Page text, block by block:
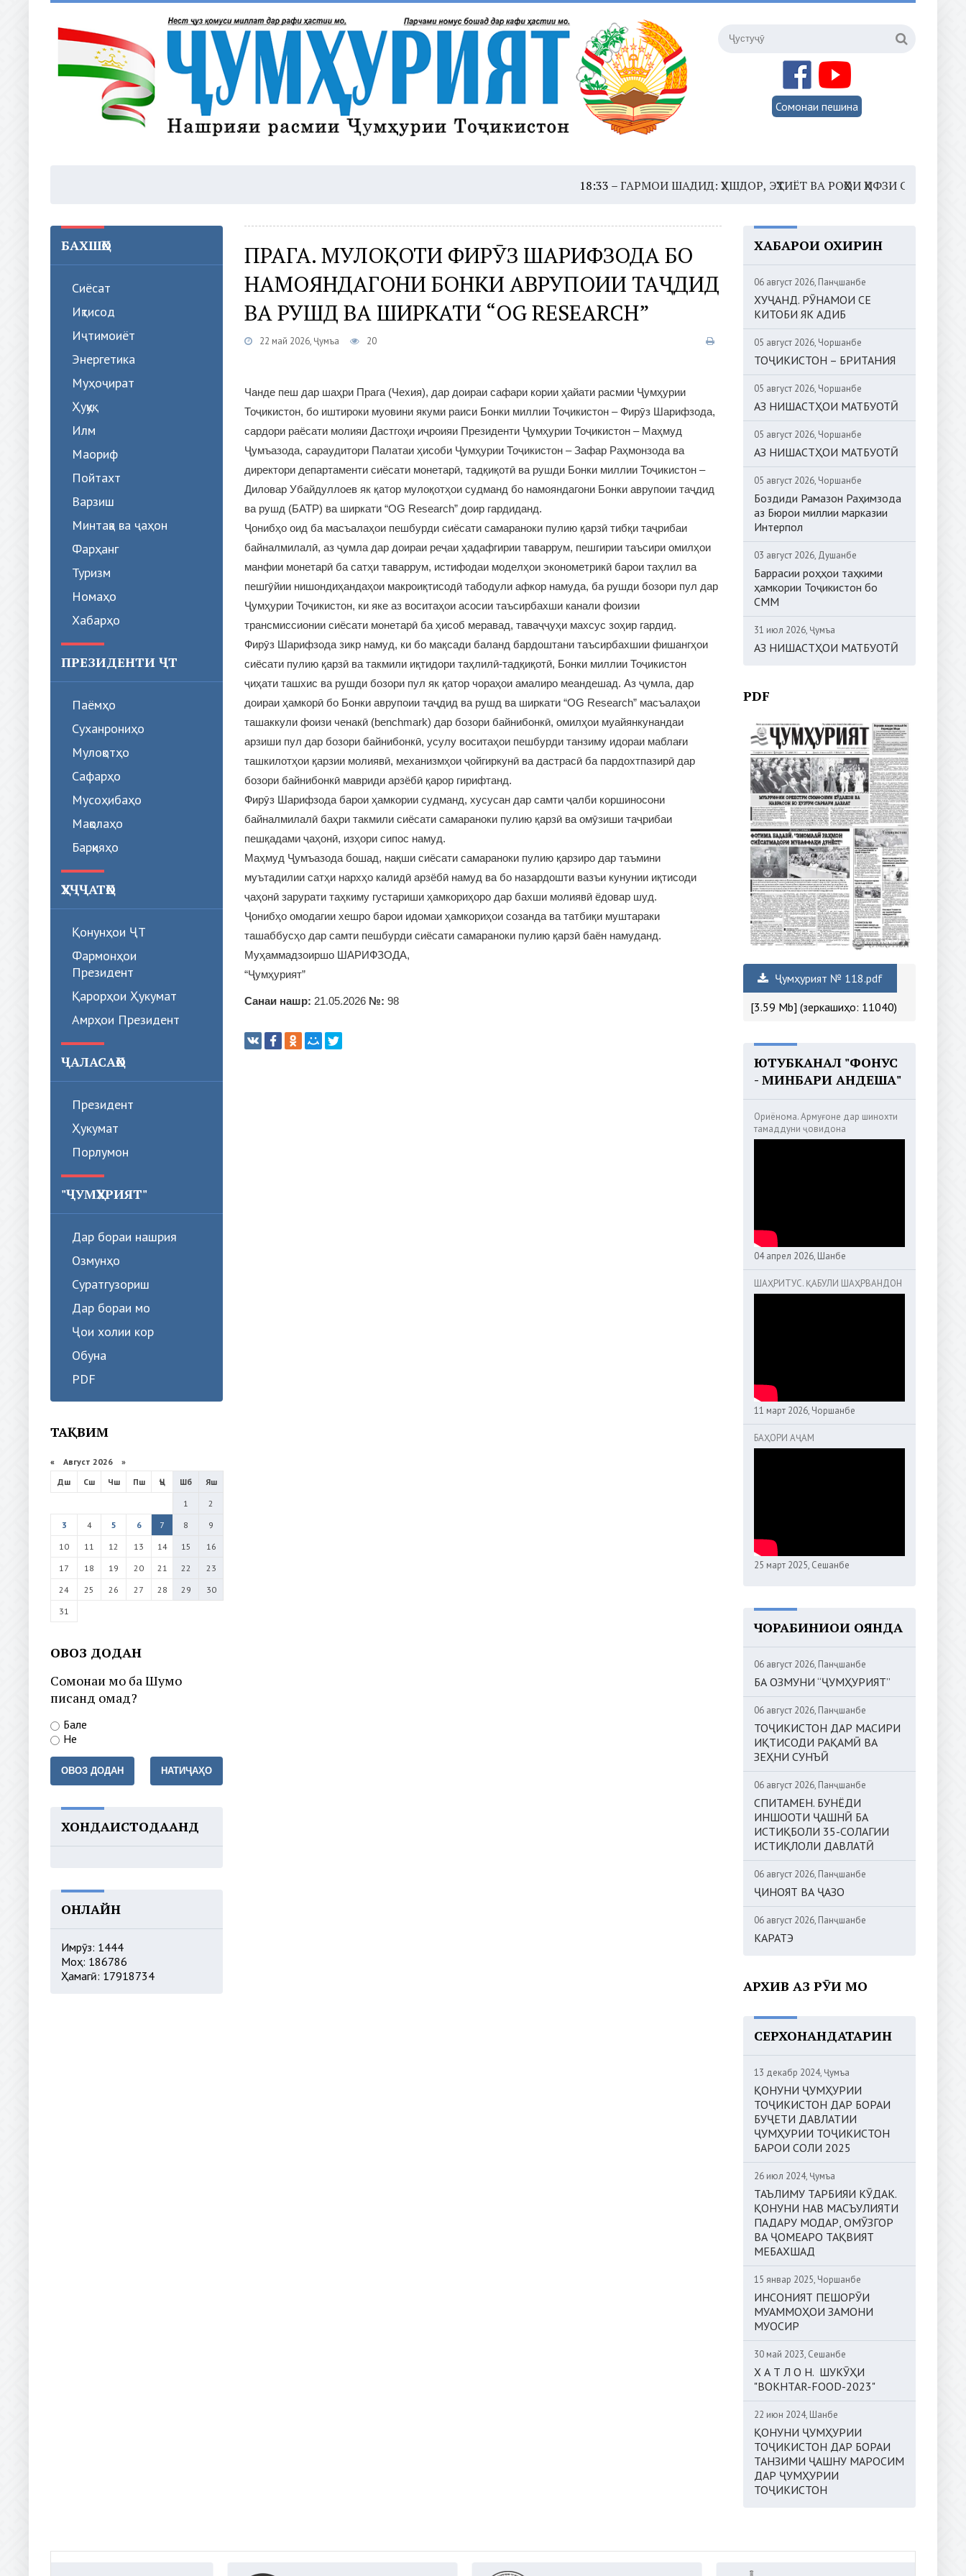
Сомонаи пешина
ГАРМОИ ШАДИД: ҲУШДОР, ЭҲТИЁТ ВА РОҲҲОИ ҲИФЗИ САЛОМАТӢ
БАХШҲО
Сиёсат
Иқтисод
Иҷтимоиёт
Энергетика
Муҳоҷират
Ҳуқуқ
Илм
Маориф
Пойтахт
Варзиш
Минтақа ва ҷаҳон
Фарҳанг
Туризм
Номаҳо
Хабарҳо
ПРЕЗИДЕНТИ ҶТ
Паёмҳо
Суханрониҳо
Мулоқотҳо
Сафарҳо
Мусоҳибаҳо
Мақолаҳо
Барқияҳо
ҲУҶҶАТҲО
Қонунҳои ҶТ
Фармонҳои
Президент
Қарорҳои Ҳукумат
Амрҳои Президент
ҶАЛАСАҲО
Президент
Ҳукумат
Порлумон
"ҶУМҲУРИЯТ"
Дар бораи нашрия
Озмунҳо
Суратгузориш
Дар бораи мо
Ҷои холии кор
Обуна
PDF
ТАҚВИМ
« Август 2026 »
Дш
Сш Чш Пш Ҷъ Шб
Яш
1
2
3
4 5 6 7 8
9
10
11 12 13 14 15
16
17
18 19 20 21 22
23
24
25 26 27 28 29
30
31
ОВОЗ ДОДАН
Сомонаи мо ба Шумо
писанд омад?
Бале
Не
ОВОЗ ДОДАН НАТИҶАҲО
ХОНДАИСТОДААНД
ОНЛАЙН
Имрӯз: 1444
Моҳ: 186786
Ҳамагӣ: 17918734
ПРАГА. МУЛОҚОТИ ФИРӮЗ ШАРИФЗОДА БО
НАМОЯНДАГОНИ БОНКИ АВРУПОИИ ТАҶДИД
ВА РУШД ВА ШИРКАТИ “OG RESEARCH”
22 май 2026, Ҷумъа 20
Чанде пеш дар шаҳри Прага (Чехия), дар доираи сафари кории ҳайати расмии Ҷумҳурии
Тоҷикистон, бо иштироки муовини якуми раиси Бонки миллии Тоҷикистон – Фирӯз Шарифзода,
сардори раёсати молияи Дастгоҳи иҷроияи Президенти Ҷумҳурии Тоҷикистон – Маҳмуд
Ҷумъазода, сараудитори Палатаи ҳисоби Ҷумҳурии Тоҷикистон – Зафар Раҳмонзода ва
директори департаменти сиёсати монетарӣ, тадқиқотӣ ва рушди Бонки миллии Тоҷикистон –
Диловар Убайдуллоев як қатор мулоқотҳои судманд бо намояндагони Бонки аврупоии таҷдид
ва рушд (БАТР) ва ширкати “OG Research” доир гардиданд.
Ҷонибҳо оид ба масъалаҳои пешбурди сиёсати самараноки пулию қарзӣ тибқи таҷрибаи
байналмилалӣ, аз ҷумла дар доираи реҷаи ҳадафгирии таваррум, пешгирии таъсири омилҳои
манфии монетарӣ ба сатҳи таваррум, истифодаи моделҳои эконометрикӣ барои таҳлил ва
пешгӯйии нишондиҳандаҳои макроиқтисодӣ табодули афкор намуда, ба рушди бозори пул дар
Ҷумҳурии Тоҷикистон, ки яке аз воситаҳои асосии таъсирбахши канали фоизии
трансмиссионии сиёсати монетарӣ ба ҳисоб меравад, таваҷҷуҳи махсус зоҳир гардид.
Фирӯз Шарифзода зикр намуд, ки бо мақсади баланд бардоштани таъсирбахшии фишангҳои
сиёсати пулию қарзӣ ва такмили иқтидори таҳлилӣ-тадқиқотӣ, Бонки миллии Тоҷикистон
ҷиҳати ташхис ва рушди бозори пул як қатор чораҳои амалиро меандешад. Аз ҷумла, дар
доираи ҳамкорӣ бо Бонки аврупоии таҷдид ва рушд ва ширкати “OG Research” масъалаҳои
ташаккули фоизи ченакӣ (benchmark) дар бозори байнибонкӣ, омилҳои муайянкунандаи
арзиши пул дар бозори байнибонкӣ, усулу воситаҳои пешбурди танзиму идораи маблағи
ташкилотҳои қарзии молиявӣ, механизмҳои ҷойгиркунӣ ва дастрасӣ ба пардохтпазирӣ дар
бозори байнибонкӣ мавриди арзёбӣ қарор гирифтанд.
Фирӯз Шарифзода барои ҳамкории судманд, хусусан дар самти ҷалби коршиносони
байналмилалӣ баҳри такмили сиёсати самараноки пулию қарзӣ ва омӯзиши таҷрибаи
пешқадами ҷаҳонӣ, изҳори сипос намуд.
Маҳмуд Ҷумъазода бошад, нақши сиёсати самараноки пулию қарзиро дар таъмини
муътадилии сатҳи нархҳо калидӣ арзёбӣ намуд ва бо назардошти вазъи кунунии иқтисоди
ҷаҳонӣ зарурати таҳкиму густариши ҳамкориҳоро дар бахши молиявӣ ёдовар шуд.
Ҷонибҳо омодагии хешро барои идомаи ҳамкориҳои созанда ва татбиқи муштараки
ташаббусҳо дар самти пешбурди сиёсати самараноки пулию қарзӣ баён намуданд.
Муҳаммадзоиршо ШАРИФЗОДА,
“Ҷумҳурият”
Санаи нашр: 21.05.2026 №: 98
ХАБАРҲОИ ОХИРИН
06 август 2026, Панҷшанбе
ХУҶАНД. РӮНАМОИ СЕ
КИТОБИ ЯК АДИБ
05 август 2026, Чоршанбе
ТОҶИКИСТОН – БРИТАНИЯ
05 август 2026, Чоршанбе
АЗ НИШАСТҲОИ МАТБУОТӢ
05 август 2026, Чоршанбе
АЗ НИШАСТҲОИ МАТБУОТӢ
05 август 2026, Чоршанбе
Боздиди Рамазон Раҳимзода
аз Бюрои миллии марказии
Интерпол
03 август 2026, Душанбе
Баррасии роҳҳои таҳкими
ҳамкории Тоҷикистон бо
СММ
31 июл 2026, Ҷумъа
АЗ НИШАСТҲОИ МАТБУОТӢ
PDF
Ҷумҳурият № 118.pdf
[3.59 Mb] (зеркашиҳо: 11040)
ЮТУБКАНАЛ "ФОНУС
- МИНБАРИ АНДЕША"
Ориёнома. Армуғоне дар шинохти
тамаддуни ҷовидона
04 апрел 2026, Шанбе
ШАҲРИТУС. ҚАБУЛИ ШАҲРВАНДОН
11 март 2026, Чоршанбе
БАҲОРИ АҶАМ
25 март 2025, Сешанбе
ЧОРАБИНИҲОИ ОЯНДА
06 август 2026, Панҷшанбе
БА ОЗМУНИ “ҶУМҲУРИЯТ”
06 август 2026, Панҷшанбе
ТОҶИКИСТОН ДАР МАСИРИ
ИҚТИСОДИ РАҚАМӢ ВА
ЗЕҲНИ СУНЪӢ
06 август 2026, Панҷшанбе
СПИТАМЕН. БУНЁДИ
ИНШООТИ ҶАШНӢ БА
ИСТИҚБОЛИ 35-СОЛАГИИ
ИСТИҚЛОЛИ ДАВЛАТӢ
06 август 2026, Панҷшанбе
ҶИНОЯТ ВА ҶАЗО
06 август 2026, Панҷшанбе
КАРАТЭ
АРХИВ АЗ РӮИ МОҲ
СЕРХОНАНДАТАРИН
13 декабр 2024, Ҷумъа
ҚОНУНИ ҶУМҲУРИИ
ТОҶИКИСТОН ДАР БОРАИ
БУҶЕТИ ДАВЛАТИИ
ҶУМҲУРИИ ТОҶИКИСТОН
БАРОИ СОЛИ 2025
26 июл 2024, Ҷумъа
ТАЪЛИМУ ТАРБИЯИ КӮДАК.
ҚОНУНИ НАВ МАСЪУЛИЯТИ
ПАДАРУ МОДАР, ОМӮЗГОР
ВА ҶОМЕАРО ТАҚВИЯТ
МЕБАХШАД
15 январ 2025, Чоршанбе
ИНСОНИЯТ ПЕШОРӮИ
МУАММОҲОИ ЗАМОНИ
МУОСИР
30 май 2023, Сешанбе
Х А Т Л О Н. ШУКӮҲИ
"BOKHTAR-FOOD-2023"
22 июн 2024, Шанбе
ҚОНУНИ ҶУМҲУРИИ
ТОҶИКИСТОН ДАР БОРАИ
ТАНЗИМИ ҶАШНУ МАРОСИМ
ДАР ҶУМҲУРИИ
ТОҶИКИСТОН